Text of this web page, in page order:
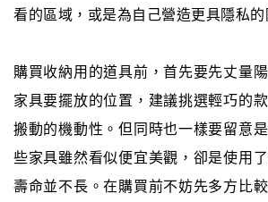
看的區域，或是為自己營造更具隱私的
購買收納用的道具前，首先要先丈量
家具要擺放的位置，建議挑選輕巧的
搬動的機動性。但同時也一樣要留意
些家具雖然看似便宜美觀，卻是使用
壽命並不長。在購買前不妨先多方比